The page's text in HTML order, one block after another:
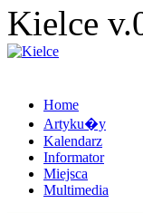
Kielce
Home
Artyku�y
Kalendarz
Informator
Miejsca
Multimedia